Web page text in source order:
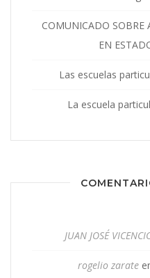
COMUNICADO SOBRE
EN
Las escuelas
La escuela
JUAN JOSÉ
rogelio zarate